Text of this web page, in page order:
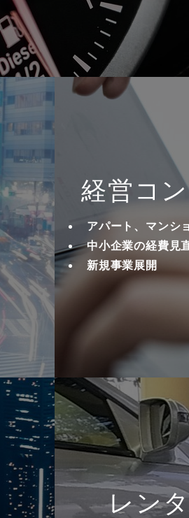
経営コ
アパート、マンシ
中小企業の経費見
新規事業展開
レン